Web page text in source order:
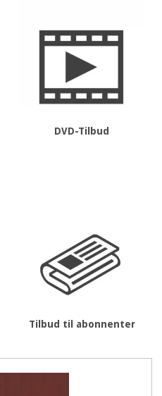
DVD-Tilbud
Tilbud til abonnenter